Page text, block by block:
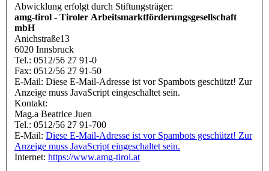
Abwicklung erfolgt durch Stiftungsträger:
amg-tirol - Tiroler Arbeitsmarktförderungsgesellschaft
mbH
Anichstraße13
6020 Innsbruck
Tel.: 0512/56 27 91-0
Fax: 0512/56 27 91-50
E-Mail: Diese E-Mail-Adresse ist vor Spambots geschützt! Zur
Anzeige muss JavaScript eingeschaltet sein.
Kontakt:
Mag.a Beatrice Juen
Tel.: 0512/56 27 91-700
E-Mail: Diese E-Mail-Adresse ist vor Spambots geschützt! Zur
Anzeige muss JavaScript eingeschaltet sein.
Internet: https://www.amg-tirol.at